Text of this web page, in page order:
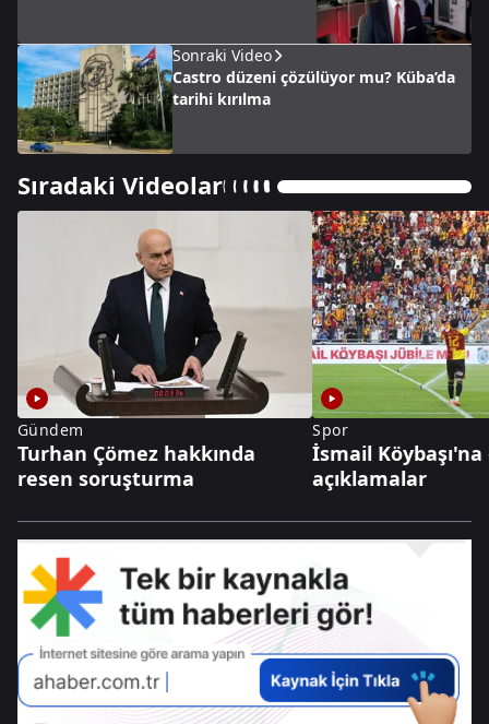
Sonraki Video
Castro düzeni çözülüyor mu? Küba’da
tarihi kırılma
Sıradaki Videolar
Gündem
Turhan Çömez hakkında
resen soruşturma
Spor
İsmail
açıklamalar